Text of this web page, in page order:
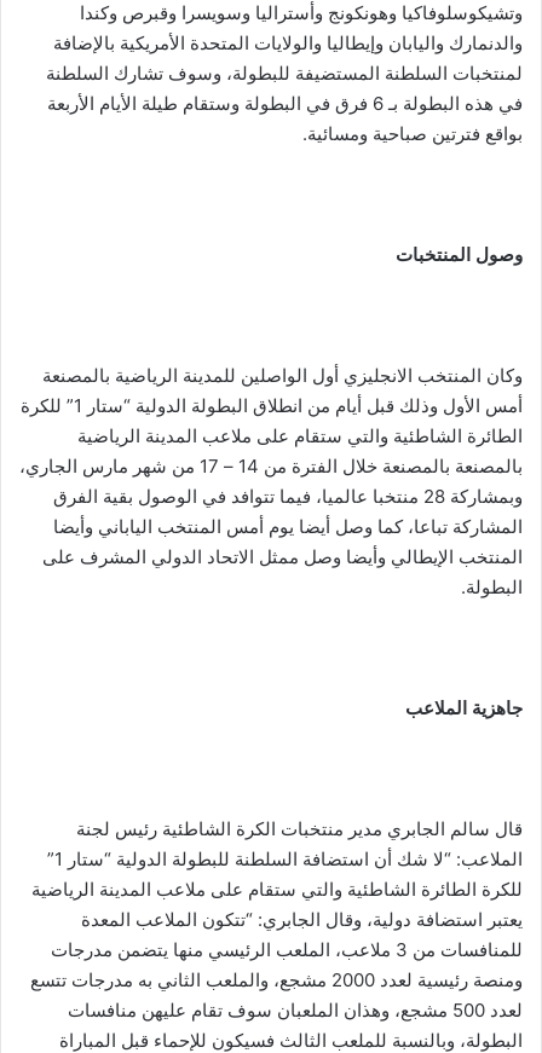
وتشيكوسلوفاكيا وهونكونج وأستراليا وسويسرا وقبرص وكندا
والدنمارك واليابان وإيطاليا والولايات المتحدة الأمريكية بالإضافة
لمنتخبات السلطنة المستضيفة للبطولة، وسوف تشارك السلطنة
في هذه البطولة بـ 6 فرق في البطولة وستقام طيلة الأيام الأربعة
بواقع فترتين صباحية ومسائية.
وصول المنتخبات
وكان المنتخب الانجليزي أول الواصلين للمدينة الرياضية بالمصنعة
أمس الأول وذلك قبل أيام من انطلاق البطولة الدولية “ستار 1” للكرة
الطائرة الشاطئية والتي ستقام على ملاعب المدينة الرياضية
بالمصنعة بالمصنعة خلال الفترة من 14 – 17 من شهر مارس الجاري،
وبمشاركة 28 منتخبا عالميا، فيما تتوافد في الوصول بقية الفرق
المشاركة تباعا، كما وصل أيضا يوم أمس المنتخب الياباني وأيضا
المنتخب الإيطالي وأيضا وصل ممثل الاتحاد الدولي المشرف على
البطولة.
جاهزية الملاعب
قال سالم الجابري مدير منتخبات الكرة الشاطئية رئيس لجنة
الملاعب: “لا شك أن استضافة السلطنة للبطولة الدولية “ستار 1”
للكرة الطائرة الشاطئية والتي ستقام على ملاعب المدينة الرياضية
يعتبر استضافة دولية، وقال الجابري: “تتكون الملاعب المعدة
للمنافسات من 3 ملاعب، الملعب الرئيسي منها يتضمن مدرجات
ومنصة رئيسية لعدد 2000 مشجع، والملعب الثاني به مدرجات تتسع
لعدد 500 مشجع، وهذان الملعبان سوف تقام عليهن منافسات
البطولة، وبالنسبة للملعب الثالث فسيكون للإحماء قبل المباراة